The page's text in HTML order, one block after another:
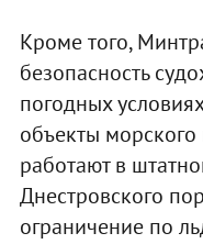
Кроме того,
безопасность
погодных
объекты морского
работают в
Днестровского
ограничение по